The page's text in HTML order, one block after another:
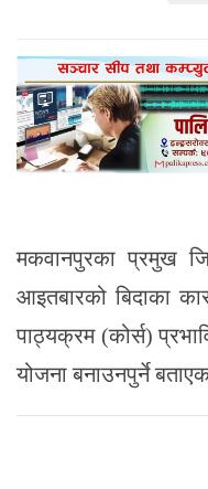
मकवानपुरका प्रमुख
आइतबारको बिदाका
पाठ्यक्रम (कोर्स)
योजना बनाउनपुर्ने